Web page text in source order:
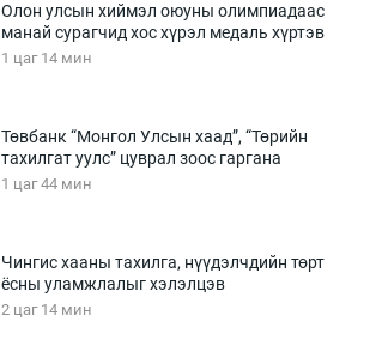
Олон улсын хиймэл оюуны олимпиадаас
манай сурагчид хос хүрэл медаль хүртэв
1 цаг 14 мин
Төвбанк “Монгол Улсын хаад”, “Төрийн
тахилгат уулс” цуврал зоос гаргана
1 цаг 44 мин
Чингис хааны тахилга, нүүдэлчдийн төрт
ёсны уламжлалыг хэлэлцэв
2 цаг 14 мин